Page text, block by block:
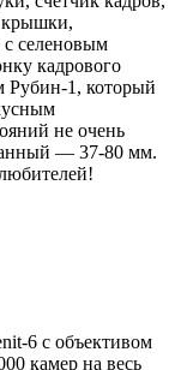
крышки,
селеновым
кадрового
Рубин-1, который
не очень
— 37-80 мм.
6 с объективом
камер на весь